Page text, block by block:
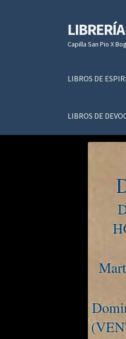
Ir
a
la
Ir
al
contenido
Capilla San Pio X
LIBROS DE
LIBROS DE